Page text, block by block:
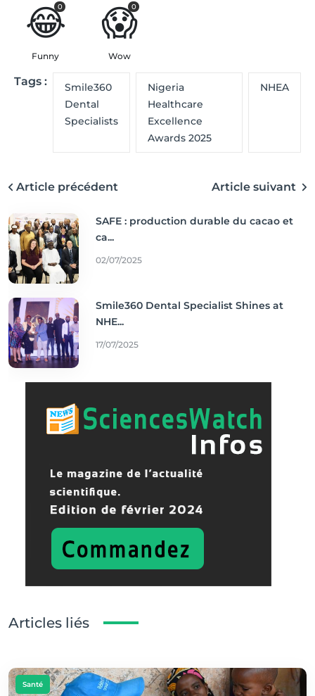
😂
0
Funny
😱
0
Wow
Tags :
Smile360
Dental
Specialists
Nigeria
Healthcare
Excellence
Awards 2025
NHEA
Article précédent Article suivant
SAFE : production durable du cacao et
ca...
02/07/2025
Smile360 Dental Specialist Shines at
NHE...
17/07/2025
Articles liés
Santé